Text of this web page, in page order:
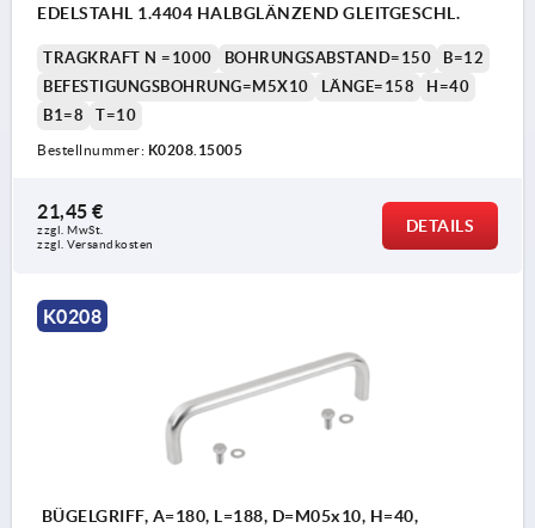
EDELSTAHL 1.4404 HALBGLÄNZEND GLEITGESCHL.
TRAGKRAFT N =1000 BOHRUNGSABSTAND=150
B=12
BEFESTIGUNGSBOHRUNG=M5X10
LÄNGE=158
H=40
B1=8
T=10
Bestellnummer: K0208.15005
21,45 €
zzgl. MwSt.
zzgl. Versandkosten
DETAILS
K0208
BÜGELGRIFF, A=180, L=188, D=M05x10, H=40,